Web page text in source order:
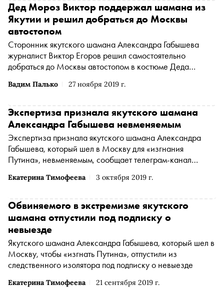
Вадим Палько 27 ноября 2019 г.
Дед Мороз Виктор поддержал шамана из
Якутии и решил добраться до Москвы
автостопом
Сторонник якутского шамана Александра Габышева
журналист Виктор Егоров решил самостоятельно
добраться до Москвы автостопом в костюме Деда
Дождь" признана иностранным агентом
Екатерина Тимофеева 3 октября 2019 г.
Экспертиза признала якутского шамана
Александра Габышева невменяемым
Экспертиза признала якутского шамана Александра
Габышева, который шел в Москву для «изгнания
Путина», невменяемым, сообщает телеграм-канал
Тимофееву, представляющую интересы Габышева
Екатерина Тимофеева 21 сентября 2019 г.
Обвиняемого в экстремизме якутского
шамана отпустили под подписку о
невыезде
Якутского шамана Александра Габышева, который шел в
Москву, чтобы «изгнать Путина», отпустили из
следственного изолятора под подписку о невыезде